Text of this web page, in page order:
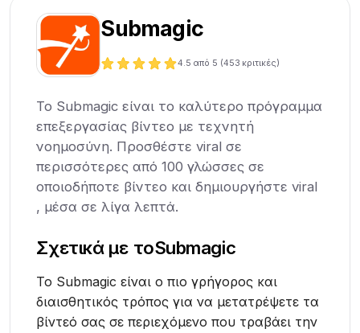
Submagic
4.5 από 5 (453 κριτικές)
Το Submagic είναι το καλύτερο πρόγραμμα
επεξεργασίας βίντεο με τεχνητή
νοημοσύνη. Προσθέστε viral σε
περισσότερες από 100 γλώσσες σε
οποιοδήποτε βίντεο και δημιουργήστε viral
, μέσα σε λίγα λεπτά.
Σχετικά με τοSubmagic
Το Submagic είναι ο πιο γρήγορος και
διαισθητικός τρόπος για να μετατρέψετε τα
βίντεό σας σε περιεχόμενο που τραβάει την